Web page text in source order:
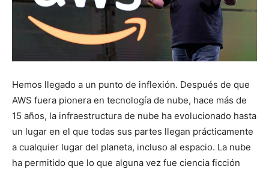
Hemos llegado a un punto de inflexión. Después de que
AWS fuera pionera en tecnología de nube, hace más de
15 años, la infraestructura de nube ha evolucionado hasta
un lugar en el que todas sus partes llegan prácticamente
a cualquier lugar del planeta, incluso al espacio. La nube
ha permitido que lo que alguna vez fue ciencia ficción